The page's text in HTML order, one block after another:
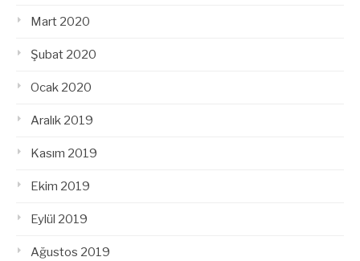
Mart 2020
Şubat 2020
Ocak 2020
Aralık 2019
Kasım 2019
Ekim 2019
Eylül 2019
Ağustos 2019